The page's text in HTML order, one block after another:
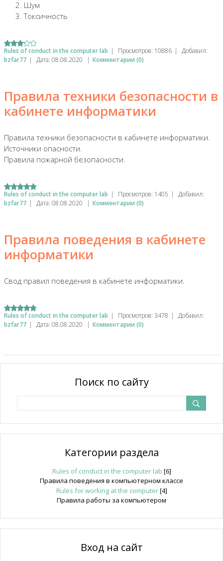
Шум
Токсичность
Rules of conduct in the computer lab | Просмотров: 10886 |
Добавил:
bzfar77 | Дата: 08.08.2020 | Комментарии (0)
Правила техники безопасности в
кабинете информатики
Правила техники безопасности в кабинете информатики.
Источники опасности.
Правила пожарной безопасности.
Rules of conduct in the computer lab | Просмотров: 1405 |
Добавил:
bzfar77 | Дата: 08.08.2020 | Комментарии (0)
Правила поведения в кабинете
информатики
Свод правил поведения в кабинете информатики.
Rules of conduct in the computer lab | Просмотров: 3478 |
Добавил:
bzfar77 | Дата: 08.08.2020 | Комментарии (0)
Поиск по сайту
Категории раздела
Rules of conduct in the computer lab [6]
Правила поведения в компьютерном классе
Rules for working at the computer[4]
Правила работы за компьютером
Вход на сайт